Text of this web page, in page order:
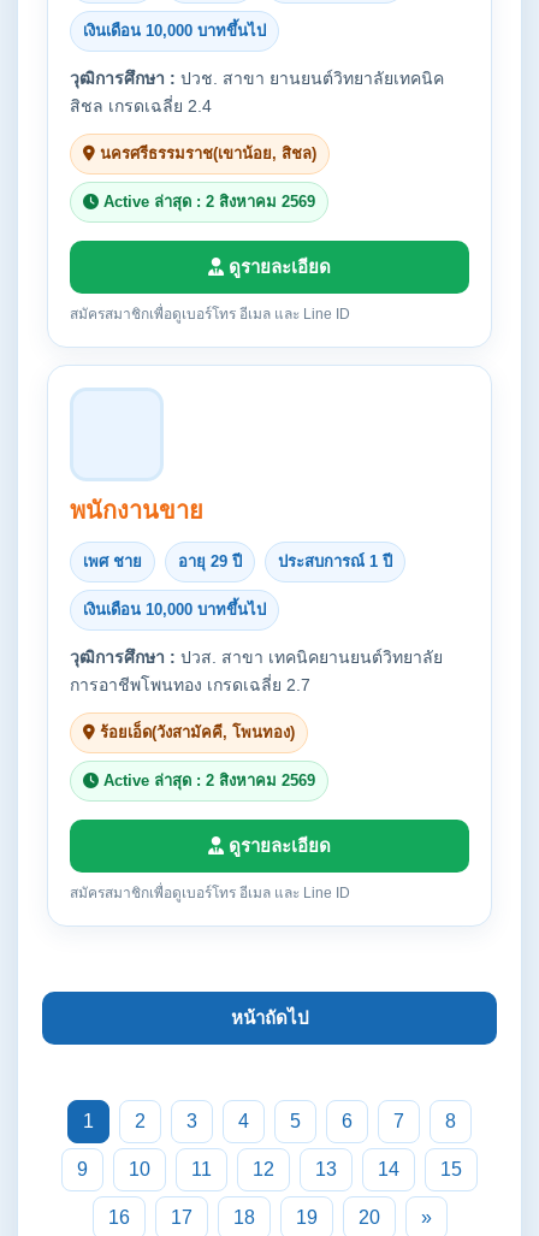
เงินเดือน 10,000 บาทขึ้นไป
วุฒิการศึกษา : ปวช. สาขา ยานยนต์วิทยาลัยเทคนิค
สิชล เกรดเฉลี่ย 2.4
นครศรีธรรมราช(เขาน้อย, สิชล)
Active ล่าสุด : 2 สิงหาคม 2569
ดูรายละเอียด
สมัครสมาชิกเพื่อดูเบอร์โทร อีเมล และ Line ID
พนักงานขาย
เพศ ชาย อายุ 29 ปี ประสบการณ์ 1 ปี
เงินเดือน 10,000 บาทขึ้นไป
วุฒิการศึกษา : ปวส. สาขา เทคนิคยานยนต์วิทยาลัย
การอาชีพโพนทอง เกรดเฉลี่ย 2.7
ร้อยเอ็ด(วังสามัคคี, โพนทอง)
Active ล่าสุด : 2 สิงหาคม 2569
ดูรายละเอียด
สมัครสมาชิกเพื่อดูเบอร์โทร อีเมล และ Line ID
หน้าถัดไป
1 2 3 4 5 6 7 8
9 10 11 12 13 14 15
16 17 18 19 20 »